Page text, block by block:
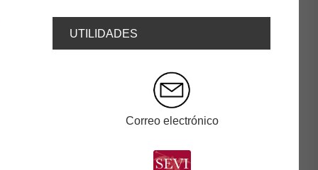
UTILIDADES
Correo electrónico